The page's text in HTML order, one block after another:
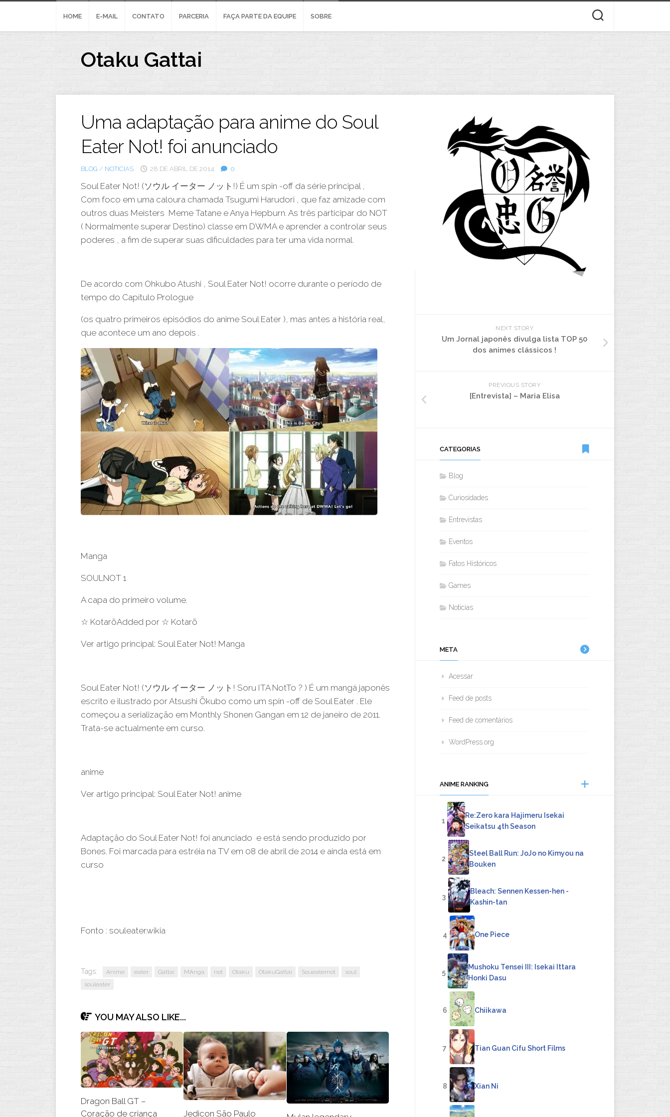
HOME E-MAIL CONTATO PARCERIA FAÇA PARTE DA EQUIPE SOBRE
Otaku Gattai
Uma adaptação para anime do Soul
Eater Not! foi anunciado
BLOG / NOTICIAS 28 DE ABRIL DE 2014 0
Soul Eater Not! (ソウル イーター ノット!) É um spin -off da série principal ,
Com foco em uma caloura chamada Tsugumi Harudori , que faz amizade com
outros duas Meisters Meme Tatane eAnya Hepburn. As três participar do NOT
( Normalmente superar Destino) classe em DWMA e aprender a controlar seus
poderes , a fim de superar suas dificuldades para ter uma vida normal.
De acordo com Ohkubo Atushi , Soul Eater Not! ocorre durante o período de
tempo do Capítulo Prologue
(os quatro primeiros episódios do anime Soul Eater ), mas antes a história real,
que acontece um ano depois .
Manga
SOULNOT 1
A capa do primeiro volume.
☆ KotarōAdded por ☆ Kotarō
Ver artigo principal: Soul Eater Not! Manga
Soul Eater Not! (ソウル イーター ノット! Soru ITA NotTo ? ) É um mangá japonês
escrito e ilustrado por Atsushi Ōkubo como um spin -off de Soul Eater . Ele
começou a serialização em Monthly Shonen Gangan em 12 de janeiro de 2011.
Trata-se actualmente em curso.
anime
Ver artigo principal: Soul Eater Not! anime
Adaptação do Soul Eater Not! foi anunciado e está sendo produzido por
Bones. Foi marcada para estréia na TV em 08 de abril de 2014 e ainda está em
curso
Fonto : souleater.wikia
Tags: Anime eater Gattai MAnga not Otaku OtakuGattai Soueaternot
soul
souleater
YOU MAY ALSO LIKE...
Dragon Ball GT –
Coração de criança
Jedicon São Paulo
NEXT STORY
Um Jornal japonês divulga lista TOP 50
dos animes clássicos !
PREVIOUS STORY
[Entrevista] – Maria Elisa
CATEGORIAS
Blog
Curiosidades
Entrevistas
Eventos
Fatos Históricos
Games
Noticias
META
Acessar
Feed de posts
Feed de comentários
WordPress.org
ANIME RANKING
1
Re:Zero kara Hajimeru Isekai
Seikatsu 4th Season
2
Steel Ball Run: JoJo no Kimyou na
Bouken
3
Bleach: Sennen Kessen-hen -
Kashin-tan
4 One Piece
5
Mushoku Tensei III: Isekai Ittara
Honki Dasu
6 Chiikawa
7 Tian Guan Cifu Short Films
8 Xian Ni